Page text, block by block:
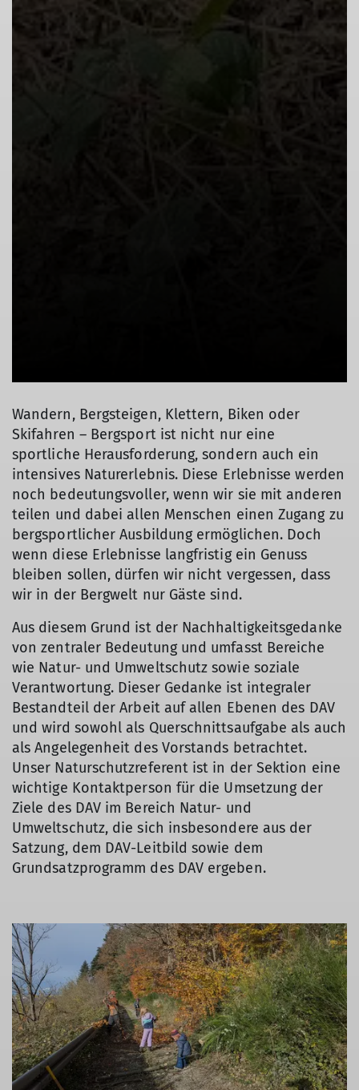
Wandern, Bergsteigen, Klettern, Biken oder
Skifahren – Bergsport ist nicht nur eine
sportliche Herausforderung, sondern auch ein
intensives Naturerlebnis. Diese Erlebnisse werden
noch bedeutungsvoller, wenn wir sie mit anderen
teilen und dabei allen Menschen einen Zugang zu
bergsportlicher Ausbildung ermöglichen. Doch
wenn diese Erlebnisse langfristig ein Genuss
bleiben sollen, dürfen wir nicht vergessen, dass
wir in der Bergwelt nur Gäste sind.
Aus diesem Grund ist der Nachhaltigkeitsgedanke
von zentraler Bedeutung und umfasst Bereiche
wie Natur- und Umweltschutz sowie soziale
Verantwortung. Dieser Gedanke ist integraler
Bestandteil der Arbeit auf allen Ebenen des DAV
und wird sowohl als Querschnittsaufgabe als auch
als Angelegenheit des Vorstands betrachtet.
Unser Naturschutzreferent ist in der Sektion eine
wichtige Kontaktperson für die Umsetzung der
Ziele des DAV im Bereich Natur- und
Umweltschutz, die sich insbesondere aus der
Satzung, dem DAV-Leitbild sowie dem
Grundsatzprogramm des DAV ergeben.